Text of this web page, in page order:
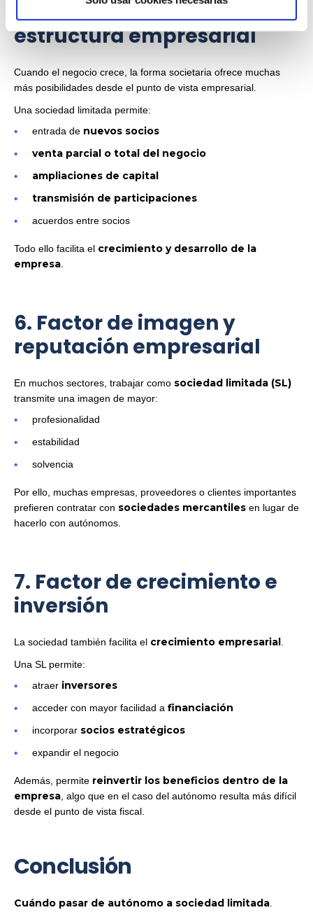
5. Factor mercantil:
estructura empresarial
Cuando el negocio crece, la forma societaria ofrece muchas
más posibilidades desde el punto de vista empresarial.
Una sociedad limitada permite:
entrada de nuevos socios
venta parcial o total del negocio
ampliaciones de capital
transmisión de participaciones
acuerdos entre socios
Todo ello facilita el crecimiento y desarrollo de la
empresa
6. Factor de imagen y
reputación empresarial
En muchos sectores, trabajar como sociedad limitada (SL)
transmite una imagen de mayor:
profesionalidad
estabilidad
solvencia
Por ello, muchas empresas, proveedores o clientes importantes
prefieren contratar con sociedades mercantiles en lugar de
hacerlo con autónomos.
7. Factor de crecimiento e
inversión
La sociedad también facilita el crecimiento empresarial
Una SL permite:
atraer inversores
acceder con mayor facilidad a financiación
incorporar socios estratégicos
expandir el negocio
Además, permite reinvertir los beneficios dentro de la
empresa , algo que en el caso del autónomo resulta más difícil
desde el punto de vista fiscal.
Conclusión
Cuándo pasar de autónomo a sociedad limitada